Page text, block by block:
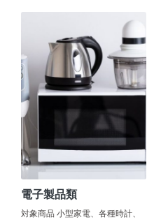
電子製品類
対象商品 小型家電、各種時計、